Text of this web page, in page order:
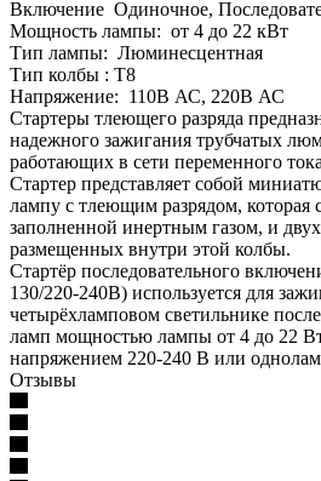
Включение Одиночное,
Мощность лампы: от 4 до 22 кВт
Тип лампы: Люминесцентная
Тип колбы : T8
Напряжение: 110В АС, 220В АС
Стартеры тлеющего разряда
надежного зажигания трубчатых
работающих в сети переменного
Стартер представляет собой
лампу с тлеющим разрядом, которая
заполненной инертным газом, и
размещенных внутри этой колбы.
Стартёр последовательного
130/220-240В) используется для
четырёхламповом светильнике
ламп мощностью лампы от 4 до 22
напряжением 220-240 В или
Отзывы